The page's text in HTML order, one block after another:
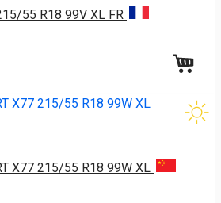
55 R18 99V XL FR
X77 215/55 R18 99W XL